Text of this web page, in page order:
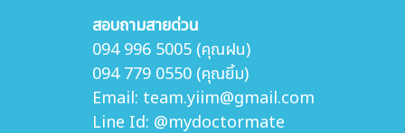
สอบถามสายด่วน
094 996 5005 (คุณฝน)
094 779 0550 (คุณยิ้ม)
Email: team.yiim@gmail.com
Line Id: @mydoctormate